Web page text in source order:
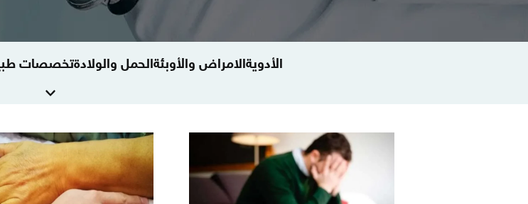
الأدويةالامراض والأوبئةالحمل والولادةتخصصات